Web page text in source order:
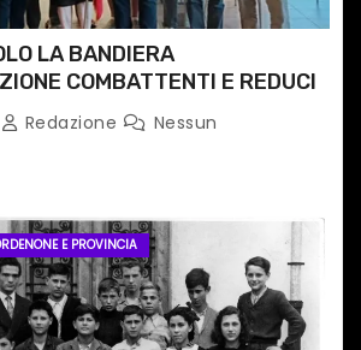
LA BANDIERA
COMBATTENTI E REDUCI
Redazione
Nessun
E PROVINCIA